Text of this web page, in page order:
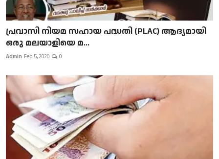
പ്രവാസി നിയമ സഹായ പദ്ധതി (PLAC) ആദ്യമായി
ഒരു മലയാളിയെ മ...
Admin Feb 5, 2020 0